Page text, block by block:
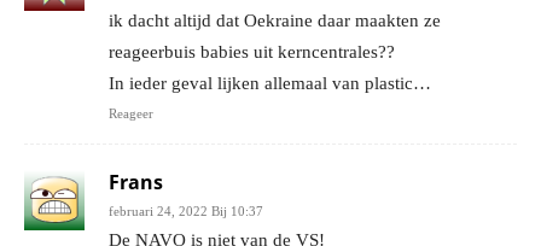
ik dacht altijd dat Oekraine daar maakten ze
reageerbuis babies uit kerncentrales??
In ieder geval lijken allemaal van plastic…
Reageer
Frans
februari 24, 2022 Bij 10:37
De NAVO is niet van de VS!